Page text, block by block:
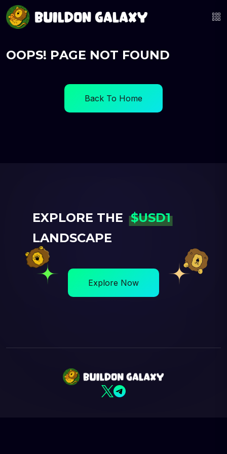
OOPS! PAGE NOT FOUND
Back To Home
EXPLORE THE $USD1
LANDSCAPE
Explore Now